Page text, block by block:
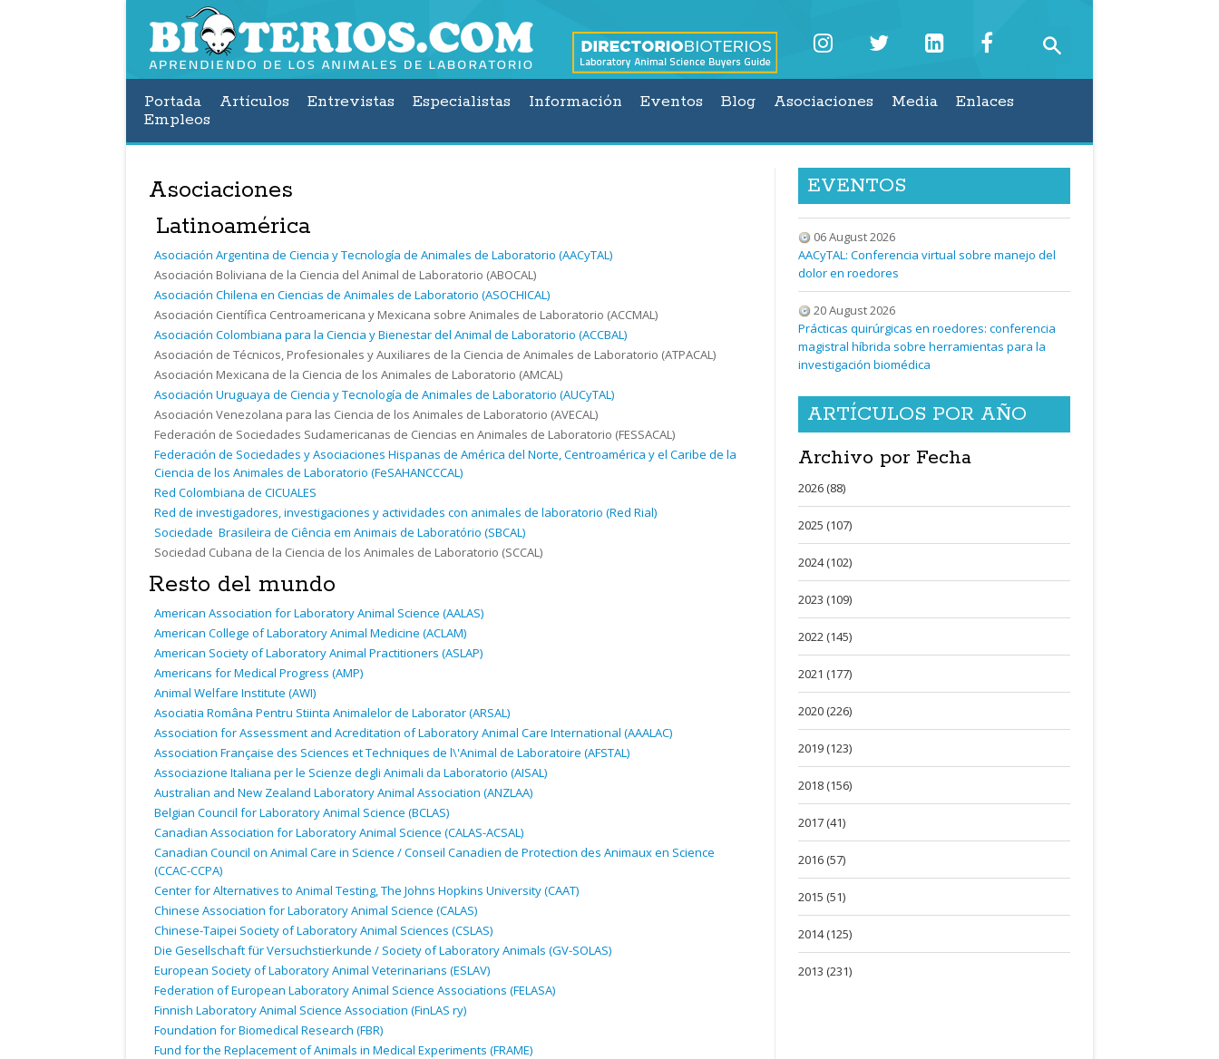
Portada Artículos Entrevistas Especialistas Información Eventos Blog Asociaciones Media
Enlaces
Empleos
Asociaciones
Latinoamérica
Asociación Argentina de Ciencia y Tecnología de Animales de Laboratorio (AACyTAL)
Asociación Boliviana de la Ciencia del Animal de Laboratorio (ABOCAL)
Asociación Chilena en Ciencias de Animales de Laboratorio (ASOCHICAL)
Asociación Científica Centroamericana y Mexicana sobre Animales de Laboratorio (ACCMAL)
Asociación Colombiana para la Ciencia y Bienestar del Animal de Laboratorio (ACCBAL)
Asociación de Técnicos, Profesionales y Auxiliares de la Ciencia de Animales de Laboratorio (ATPACAL)
Asociación Mexicana de la Ciencia de los Animales de Laboratorio (AMCAL)
Asociación Uruguaya de Ciencia y Tecnología de Animales de Laboratorio (AUCyTAL)
Asociación Venezolana para las Ciencia de los Animales de Laboratorio (AVECAL)
Federación de Sociedades Sudamericanas de Ciencias en Animales de Laboratorio (FESSACAL)
Federación de Sociedades y Asociaciones Hispanas de América del Norte, Centroamérica y el Caribe de la
Ciencia de los Animales de Laboratorio (FeSAHANCCCAL)
Red Colombiana de CICUALES
Red de investigadores, investigaciones y actividades con animales de laboratorio (Red Rial)
Sociedade Brasileira de Ciência em Animais de Laboratório (SBCAL)
Sociedad Cubana de la Ciencia de los Animales de Laboratorio (SCCAL)
Resto del mundo
American Association for Laboratory Animal Science (AALAS)
American College of Laboratory Animal Medicine (ACLAM)
American Society of Laboratory Animal Practitioners (ASLAP)
Americans for Medical Progress (AMP)
Animal Welfare Institute (AWI)
Asociatia Româna Pentru Stiinta Animalelor de Laborator (ARSAL)
Association for Assessment and Acreditation of Laboratory Animal Care International (AAALAC)
Association Française des Sciences et Techniques de l\'Animal de Laboratoire (AFSTAL)
Associazione Italiana per le Scienze degli Animali da Laboratorio (AISAL)
Australian and New Zealand Laboratory Animal Association (ANZLAA)
Belgian Council for Laboratory Animal Science (BCLAS)
Canadian Association for Laboratory Animal Science (CALAS-ACSAL)
Canadian Council on Animal Care in Science / Conseil Canadien de Protection des Animaux en Science
(CCAC-CCPA)
Center for Alternatives to Animal Testing, The Johns Hopkins University (CAAT)
Chinese Association for Laboratory Animal Science (CALAS)
Chinese-Taipei Society of Laboratory Animal Sciences (CSLAS)
Die Gesellschaft für Versuchstierkunde / Society of Laboratory Animals (GV-SOLAS)
European Society of Laboratory Animal Veterinarians (ESLAV)
Federation of European Laboratory Animal Science Associations (FELASA)
Finnish Laboratory Animal Science Association (FinLAS ry)
Foundation for Biomedical Research (FBR)
Fund for the Replacement of Animals in Medical Experiments (FRAME)
EVENTOS
06 August 2026
AACyTAL: Conferencia virtual sobre manejo del
dolor en roedores
20 August 2026
Prácticas quirúrgicas en roedores: conferencia
magistral híbrida sobre herramientas para la
investigación biomédica
ARTÍCULOS POR AÑO
Archivo por Fecha
2026 (88)
2025 (107)
2024 (102)
2023 (109)
2022 (145)
2021 (177)
2020 (226)
2019 (123)
2018 (156)
2017 (41)
2016 (57)
2015 (51)
2014 (125)
2013 (231)